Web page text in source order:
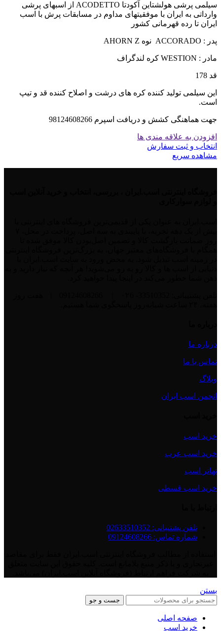
سیلمی پرشی هولشتاین آکودتا ACODETTO از اسبهای پرشی
وارداتی به ایران با موفقیتهای مداوم در مسابقات پرش با اسب
ایران تا رده قهرمانی کشور
پدر : ACCORADO نوه AHORN Z
مادر : WESTION کره لندگراف
قد 178
این سیلمی تولید کننده کره های درشت و اصلاح کننده قد و تیپ
است.
جهت هماهنگی کشش و دریافت اسپرم 98124608266
افزودن به علاقه مندی ها
انتخاب و ثبت سفارش
مشاهده سریع
درباره ما
تماس با ما
وبلاگ
انجمن اسب ایران
خرید اسب
خرید اسب عرب
تهاتر اسب
خرید اسب قسطی
تلفن پشتیبانی: 02633510352
شماره تماس: 09124608266
بستن
جست و جو
صفحه اصلی
خرید اسب